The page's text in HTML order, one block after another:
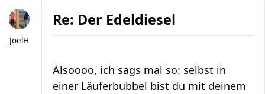
JoelH
Re: Der Edeldiesel
Alsoooo, ich sags mal so: selbst in
einer Läuferbubbel bist du mit deinem